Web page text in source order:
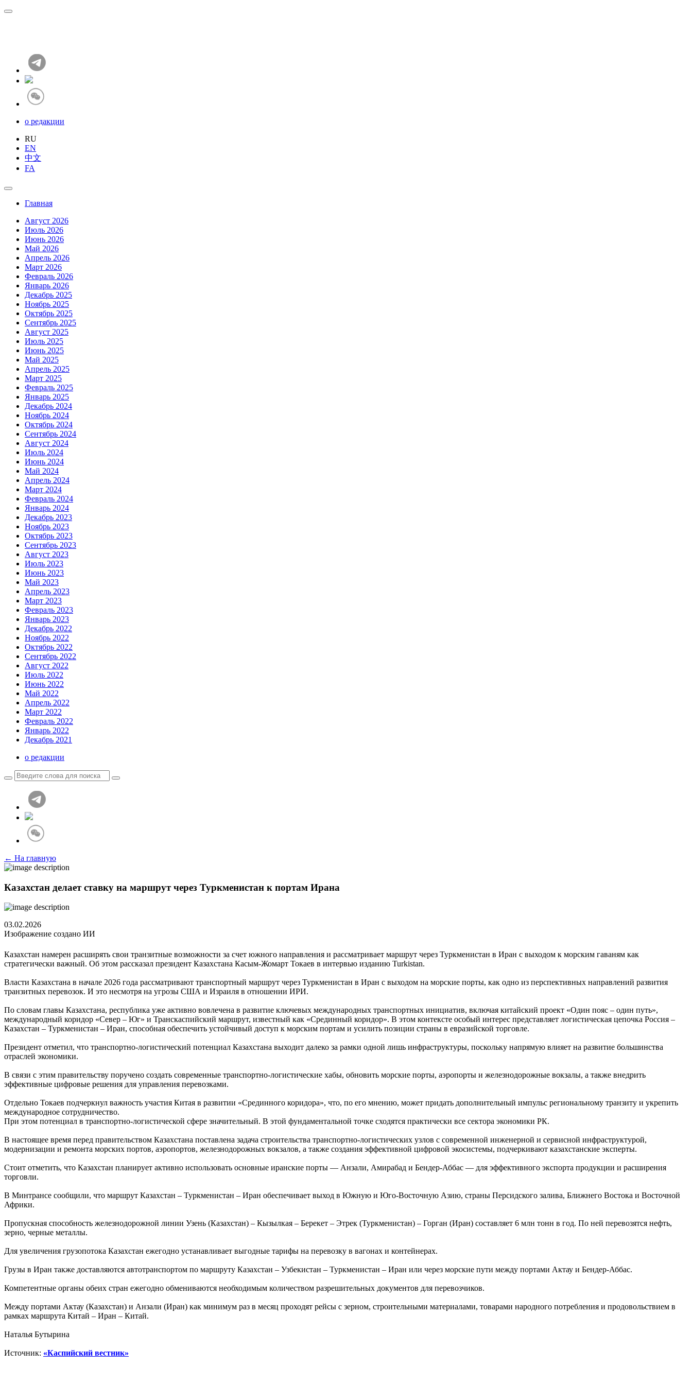
о редакции
RU
EN
中文
FA
Главная
Август 2026
Июль 2026
Июнь 2026
Май 2026
Апрель 2026
Март 2026
Февраль 2026
Январь 2026
Декабрь 2025
Ноябрь 2025
Октябрь 2025
Сентябрь 2025
Август 2025
Июль 2025
Июнь 2025
Май 2025
Апрель 2025
Март 2025
Февраль 2025
Январь 2025
Декабрь 2024
Ноябрь 2024
Октябрь 2024
Сентябрь 2024
Август 2024
Июль 2024
Июнь 2024
Май 2024
Апрель 2024
Март 2024
Февраль 2024
Январь 2024
Декабрь 2023
Ноябрь 2023
Октябрь 2023
Сентябрь 2023
Август 2023
Июль 2023
Июнь 2023
Май 2023
Апрель 2023
Март 2023
Февраль 2023
Январь 2023
Декабрь 2022
Ноябрь 2022
Октябрь 2022
Сентябрь 2022
Август 2022
Июль 2022
Июнь 2022
Май 2022
Апрель 2022
Март 2022
Февраль 2022
Январь 2022
Декабрь 2021
о редакции
← На главную
Казахстан делает ставку на маршрут через Туркменистан к портам Ирана
03.02.2026
Изображение создано ИИ
Казахстан намерен расширять свои транзитные возможности за счет южного направления и рассматривает маршрут через Туркменистан в Иран с выходом к морским гаваням как
стратегически важный. Об этом рассказал президент Казахстана Касым-Жомарт Токаев в интервью изданию Turkistan.
Власти Казахстана в начале 2026 года рассматривают транспортный маршрут через Туркменистан в Иран с выходом на морские порты, как одно из перспективных направлений развития
транзитных перевозок. И это несмотря на угрозы США и Израиля в отношении ИРИ.
По словам главы Казахстана, республика уже активно вовлечена в развитие ключевых международных транспортных инициатив, включая китайский проект «Один пояс – один путь»,
международный коридор «Север – Юг» и Транскаспийский маршрут, известный как «Срединный коридор». В этом контексте особый интерес представляет логистическая цепочка Россия –
Казахстан – Туркменистан – Иран, способная обеспечить устойчивый доступ к морским портам и усилить позиции страны в евразийской торговле.
Президент отметил, что транспортно-логистический потенциал Казахстана выходит далеко за рамки одной лишь инфраструктуры, поскольку напрямую влияет на развитие большинства
отраслей экономики.
В связи с этим правительству поручено создать современные транспортно-логистические хабы, обновить морские порты, аэропорты и железнодорожные вокзалы, а также внедрить
эффективные цифровые решения для управления перевозками.
Отдельно Токаев подчеркнул важность участия Китая в развитии «Срединного коридора», что, по его мнению, может придать дополнительный импульс региональному транзиту и укрепить
международное сотрудничество.
При этом потенциал в транспортно-логистической сфере значительный. В этой фундаментальной точке сходятся практически все сектора экономики РК.
В настоящее время перед правительством Казахстана поставлена задача строительства транспортно-логистических узлов с современной инженерной и сервисной инфраструктурой,
модернизации и ремонта морских портов, аэропортов, железнодорожных вокзалов, а также создания эффективной цифровой экосистемы, подчеркивают казахстанские эксперты.
Стоит отметить, что Казахстан планирует активно использовать основные иранские порты — Анзали, Амирабад и Бендер-Аббас — для эффективного экспорта продукции и расширения
торговли.
В Минтрансе сообщили, что маршрут Казахстан – Туркменистан – Иран обеспечивает выход в Южную и Юго-Восточную Азию, страны Персидского залива, Ближнего Востока и Восточной
Африки.
Пропускная способность железнодорожной линии Узень (Казахстан) – Кызылкая – Берекет – Этрек (Туркменистан) – Горган (Иран) составляет 6 млн тонн в год. По ней перевозятся нефть,
зерно, черные металлы.
Для увеличения грузопотока Казахстан ежегодно устанавливает выгодные тарифы на перевозку в вагонах и контейнерах.
Грузы в Иран также доставляются автотранспортом по маршруту Казахстан – Узбекистан – Туркменистан – Иран или через морские пути между портами Актау и Бендер-Аббас.
Компетентные органы обеих стран ежегодно обмениваются необходимым количеством разрешительных документов для перевозчиков.
Между портами Актау (Казахстан) и Анзали (Иран) как минимум раз в месяц проходят рейсы с зерном, строительными материалами, товарами народного потребления и продовольствием в
рамках маршрута Китай – Иран – Китай.
Наталья Бутырина
Источник: «Каспийский вестник»